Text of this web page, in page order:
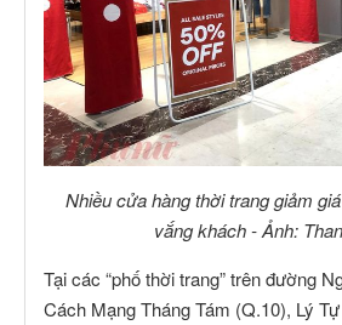
Nhiều cửa hàng thời trang giảm
vắng khách - Ảnh:
Tại các “phố thời trang” trên đường
Cách Mạng Tháng Tám (Q.10), Lý